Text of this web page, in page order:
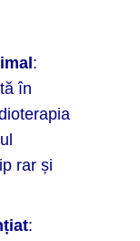
:
în
rar și
: